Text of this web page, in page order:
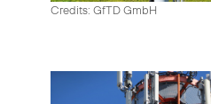
Credits: GfTD GmbH